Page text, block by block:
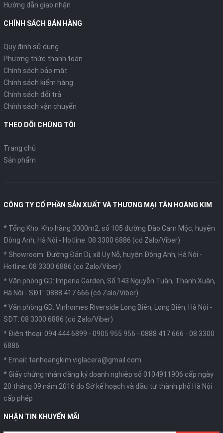
Hướng dẫn giao nhận
CHÍNH SÁCH BÁN HÀNG
Quy định sử dụng
Phương thức thanh toán
Chính sách bảo mật
Chính sách kiểm hàng
Chính sách đổi trả
Chính sách vận chuyển
THEO DÕI CHÚNG TÔI
Trang chủ
Sản phẩm
CÔNG TY CỔ PHẦN SẢN XUẤT VÀ THƯƠNG MẠI TÂN HOÀNG KIM
* Tổng Kho: Kho hàng 3000m2, số 105 đường Đào Cam Mộc, huyện
Đông Anh, Hà Nội - Hotline: 08 3300 6886 (có Zalo/Viber)
* Showroom: Đường Đản Dị, xã Uy Nỗ, huyện Đông Anh, Hà Nội -
Hotline: 08 3300 6886 (có Zalo/Viber)
* Văn phòng GD: Imperia Garden, Số 143 Nguyễn Tuân, Thanh Xuân,
Hà Nội - SĐT: 0888 417 666 (có Zalo/Viber)
* Văn phòng GD: Vinhomes Riverside Long Biên, Long Biên, Hà Nội -
SĐT: 08 3300 6886 (có Zalo/Viber)
* Điện thoại: 094 444 6899 - 0905 955 956 - 0888 417 666 - 08 3300
6886
* Email: tanhoangkim.viglacera@gmail.com
* Giấy chứng nhận đăng ký doanh nghiệp số 0104911906 cấp ngày
20 tháng 09 năm 2016 do Sở kế hoạch và đầu tư thành phố Hà Nội
cấp phép
NHẬN TIN KHUYẾN MÃI